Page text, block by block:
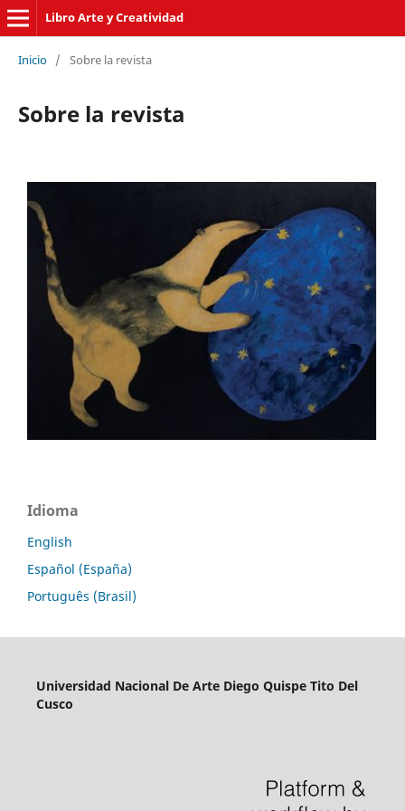
Libro Arte y Creatividad
Inicio / Sobre la revista
Sobre la revista
Idioma
English
Español (España)
Português (Brasil)
Universidad Nacional De Arte Diego Quispe Tito Del
Cusco